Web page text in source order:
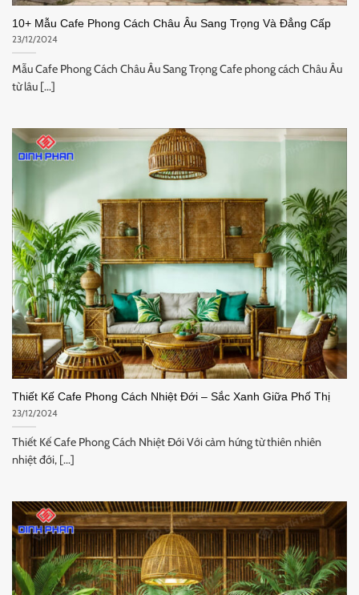
10+ Mẫu Cafe Phong Cách Châu Âu Sang Trọng Và Đẳng Cấp
23/12/2024
Mẫu Cafe Phong Cách Châu Âu Sang Trọng Cafe phong cách Châu Âu
từ lâu [...]
Thiết Kế Cafe Phong Cách Nhiệt Đới – Sắc Xanh Giữa Phố Thị
23/12/2024
Thiết Kế Cafe Phong Cách Nhiệt Đới Với cảm hứng từ thiên nhiên
nhiệt đới, [...]